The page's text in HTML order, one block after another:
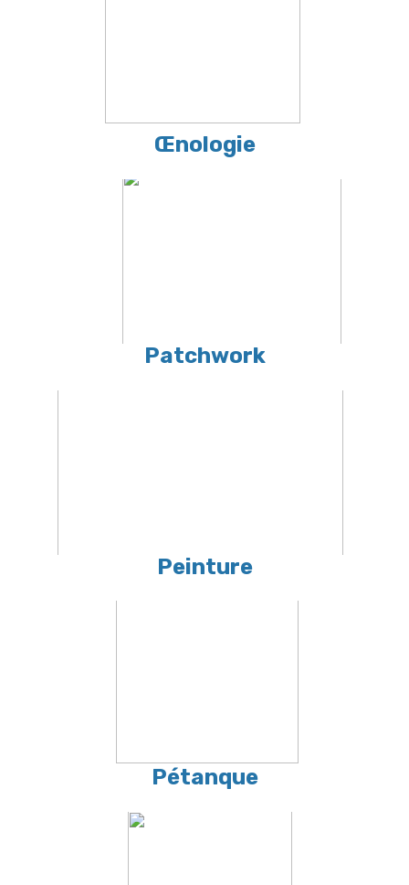
Œnologie
Patchwork
Peinture
Pétanque